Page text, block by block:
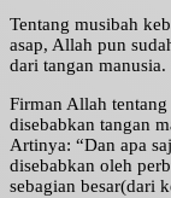
Tentang musibah
asap, Allah pun
dari tangan manusia.
Firman Allah
disebabkan tangan
Artinya: “Dan apa
disebabkan oleh
sebagian besar(dari